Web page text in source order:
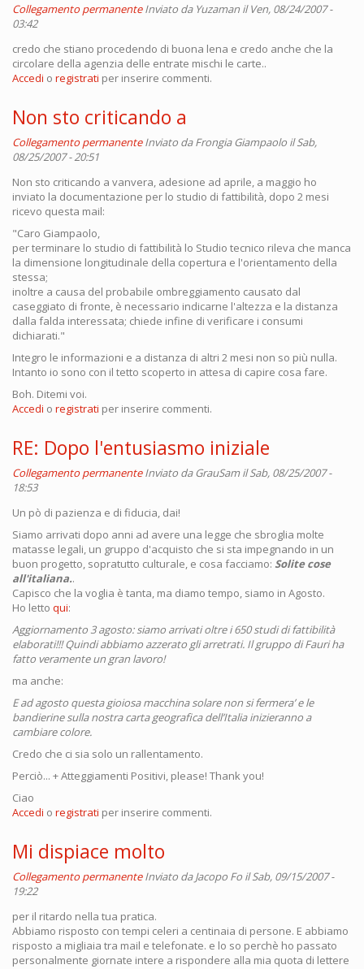
Collegamento permanente Inviato da Yuzaman il Ven, 08/24/2007 -
03:42
credo che stiano procedendo di buona lena e credo anche che la
circolare della agenzia delle entrate mischi le carte..
Accedi o registrati per inserire commenti.
Non sto criticando a
Collegamento permanente Inviato daFrongia Giampaolo il Sab,
08/25/2007 - 20:51
Non sto criticando a vanvera, adesione ad aprile, a maggio ho
inviato la documentazione per lo studio di fattibilità, dopo 2 mesi
ricevo questa mail:
"Caro Giampaolo,
per terminare lo studio di fattibilità lo Studio tecnico rileva che manca
la dimensione longitudinale della copertura e l'orientamento della
stessa;
inoltre a causa del probabile ombreggiamento causato dal
caseggiato di fronte, è necessario indicarne l'altezza e la distanza
dalla falda interessata; chiede infine di verificare i consumi
dichiarati."
Integro le informazioni e a distanza di altri 2 mesi non so più nulla.
Intanto io sono con il tetto scoperto in attesa di capire cosa fare.
Boh. Ditemi voi.
Accedi o registrati per inserire commenti.
RE: Dopo l'entusiasmo iniziale
Collegamento permanente Inviato daGrauSamil Sab, 08/25/2007 -
18:53
Un pò di pazienza e di fiducia, dai!
Siamo arrivati dopo anni ad avere una legge che sbroglia molte
matasse legali, un gruppo d'acquisto che si sta impegnando in un
buon progetto, sopratutto culturale, e cosa facciamo: Solite cose
all'italiana..
Capisco che la voglia è tanta, ma diamo tempo, siamo in Agosto.
Ho letto qui:
Aggiornamento 3 agosto: siamo arrivati oltre i 650 studi di fattibilità
elaborati!!! Quindi abbiamo azzerato gli arretrati. Il gruppo di Fauri ha
fatto veramente un gran lavoro!
ma anche:
E ad agosto questa gioiosa macchina solare non si fermera’ e le
bandierine sulla nostra carta geografica dell’Italia inizieranno a
cambiare colore.
Credo che ci sia solo un rallentamento.
Perciò... + Atteggiamenti Positivi, please! Thank you!
Ciao
Accedi o registrati per inserire commenti.
Mi dispiace molto
Collegamento permanente Inviato daJacopo Fo il Sab, 09/15/2007 -
19:22
per il ritardo nella tua pratica.
Abbiamo risposto con tempi celeri a centinaia di persone. E abbiamo
risposto a migliaia tra mail e telefonate. e lo so perchè ho passato
personalmente giornate intere a rispondere alla mia quota di lettere